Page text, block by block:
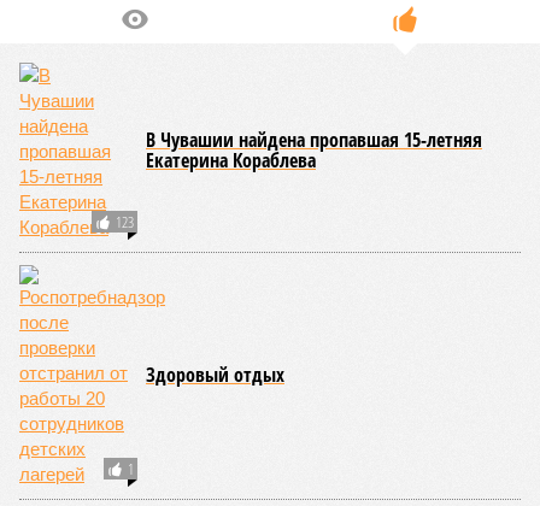
В Чувашской Республике последовательно реализуются меры,
направленные на повышение статуса и институциональное
развитие национальной борьбы на поясах керешу.
Региональные власти не ограничились
дисциплины в качестве приоритетной, но также утвердили
официальную систему спортивных званий и
ведомственных знаков отличия, закрепив
соответствующие положения и образцы наградных
атрибутов на уровне правительства субъекта. Согласно
обнародованным материалам, введены удостоверения и
нагрудные знаки мастера спорта Чувашии международного
класса по керешу, а также мастера спорта Чувашии.